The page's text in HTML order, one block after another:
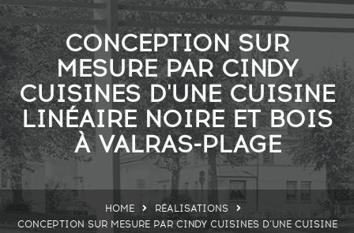
CONCEPTION SUR
MESURE PAR CINDY
CUISINES D'UNE CUISINE
LINÉAIRE NOIRE ET BOIS
À VALRAS-PLAGE
HOME
RÉALISATIONS
CONCEPTION SUR MESURE PAR CINDY CUISINES D’UNE CUISINE